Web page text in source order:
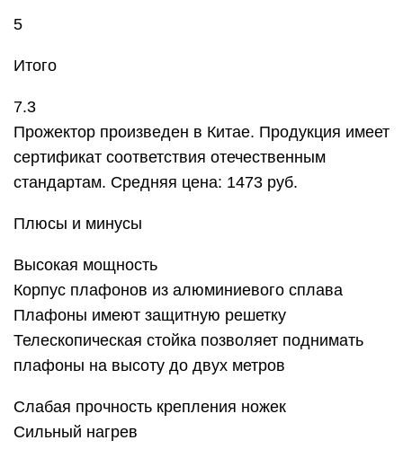
5
Итого
7.3
Прожектор произведен в Китае. Продукция имеет
сертификат соответствия отечественным
стандартам. Средняя цена: 1473 руб.
Плюсы и минусы
Высокая мощность
Корпус плафонов из алюминиевого сплава
Плафоны имеют защитную решетку
Телескопическая стойка позволяет поднимать
плафоны на высоту до двух метров
Слабая прочность крепления ножек
Сильный нагрев